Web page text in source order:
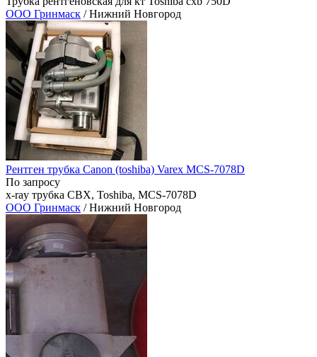
ООО Гринмаск / Нижний Новгород
Рентген трубка Canon (toshiba) Varex MCS-7078D
По запросу
x-ray трубка CBX, Toshiba, MCS-7078D
ООО Гринмаск / Нижний Новгород